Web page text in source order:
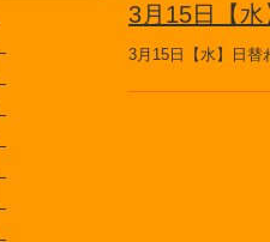
3月15日【
3月15日【水】日替